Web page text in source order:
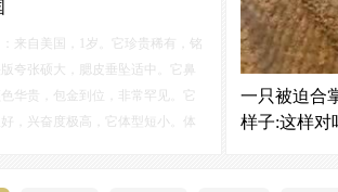
一只被迫合
样子:这样对
：来自美国，1岁。它珍贵稀有，铭
夸张硕大，腮皮垂坠适中。它鼻
华贵，包金到位，非常罕见。它
，兴奋度极高，它体型短小。体